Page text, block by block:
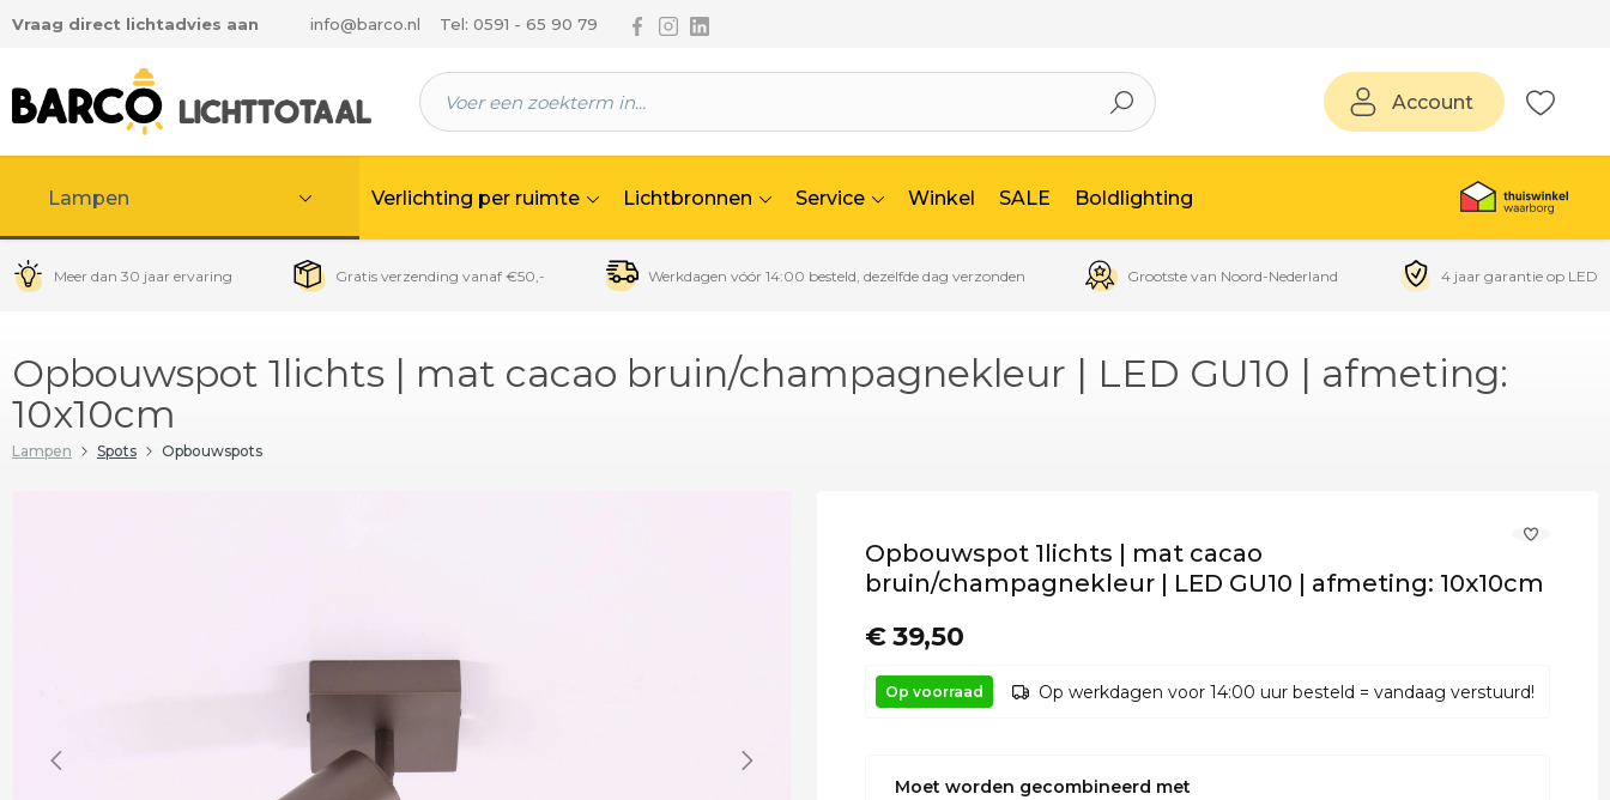
hoofdinhoud
Vraag direct lichtadvies aan info@barco.nl Tel: 0591 - 65 90 79 Volg ons via Facebook
Volg ons via Instagram
Volg ons via Linkedin
Account
Lampen Verlichting per ruimte Lichtbronnen Service Winkel SALE Boldlighting
Meer dan 30 jaar ervaring Gratis verzending vanaf €50,- Werkdagen vóór 14:00 besteld, dezelfde dag verzonden Grootste van Noord-Nederland 4 jaar garantie op LED
Opbouwspot 1lichts | mat cacao bruin/champagnekleur | LED GU10 | afmeting:
10x10cm
Lampen Spots Opbouwspots
Opbouwspot 1lichts | mat cacao
bruin/champagnekleur | LED GU10 | afmeting: 10x10cm
€ 39,50
Op voorraad Op werkdagen voor 14:00 uur besteld = vandaag verstuurd!
Moet worden gecombineerd met